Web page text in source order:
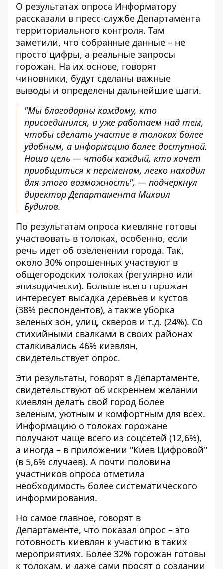
О результатах опроса Информатору
рассказали в пресс-службе Департамента
территориального контроля. Там
заметили, что собранные данные – не
просто цифры, а реальные запросы
горожан. На их основе, говорят
чиновники, будут сделаны важные
выводы и определены дальнейшие шаги.
"Мы благодарны каждому, кто
присоединился, и уже работаем над тем,
чтобы сделать участие в толоках более
удобным, а информацию более доступной.
Наша цель — чтобы каждый, кто хочет
приобщиться к переменам, легко находил
для этого возможность", — подчеркнул
директор Департамента Михаил
Будилов.
По результатам опроса киевляне готовы
участвовать в толоках, особенно, если
речь идет об озеленении города. Так,
около 30% опрошенных участвуют в
общегородских толоках (регулярно или
эпизодически). Больше всего горожан
интересует высадка деревьев и кустов
(38% респондентов), а также уборка
зеленых зон, улиц, скверов и т.д. (24%). Со
стихийными свалками в своих районах
сталкивались 46% киевлян,
свидетельствует опрос.
Эти результаты, говорят в Департаменте,
свидетельствуют об искреннем желании
киевлян делать свой город более
зеленым, уютным и комфортным для всех.
Информацию о толоках горожане
получают чаще всего из соцсетей (12,6%),
а иногда – в приложении "Киев Цифровой"
(в 5,6% случаев). А почти половина
участников опроса отметила
необходимость более систематического
информирования.
Но самое главное, говорят в
Департаменте, что показал опрос – это
готовность киевлян к участию в таких
мероприятиях. Более 32% горожан готовы
к толокам, и даже сами просят о создании